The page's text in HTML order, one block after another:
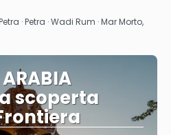
· Petra · Wadi Rum · Mar Morto,
ARABIA
scoperta